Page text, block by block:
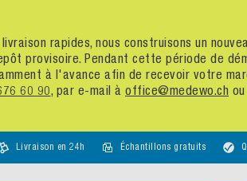
rapides, nous construisons un
provisoire. Pendant cette période de
à l'avance afin de recevoir votre
60 90, par e-mail à office@medewo.ch
Livraison en 24h Échantillons gratuits